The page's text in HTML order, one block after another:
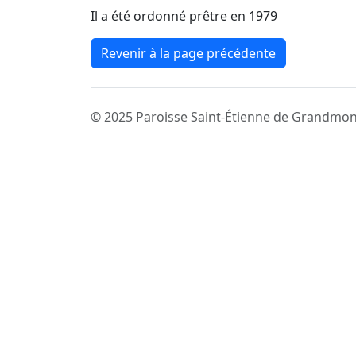
Il a été ordonné prêtre en 1979
Revenir à la page précédente
© 2025 Paroisse Saint-Étienne de